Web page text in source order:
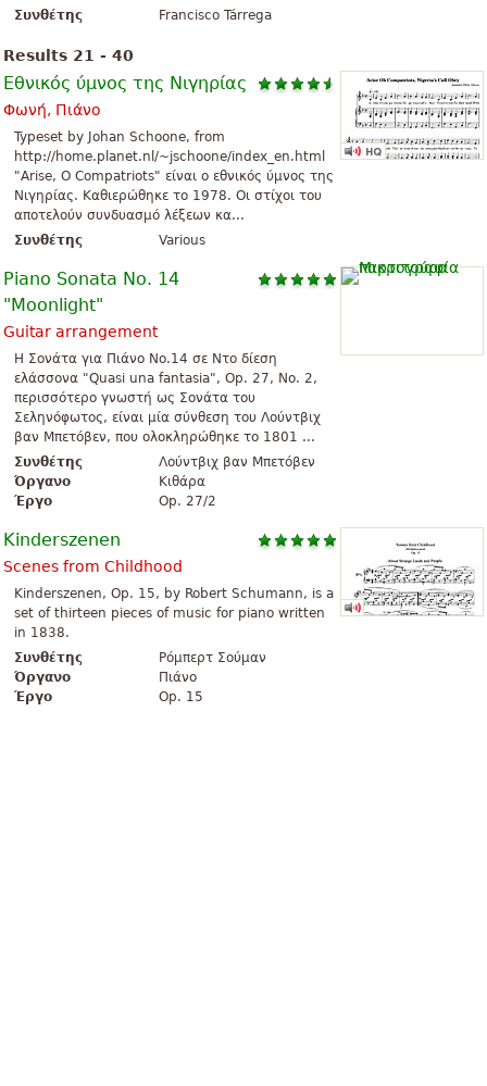
Συνθέτης
Francisco Tárrega
Results 21 - 40
Εθνικός ύμνος της Νιγηρίας
Φωνή, Πιάνο
Typeset by Johan Schoone, from
http://home.planet.nl/~jschoone/index_en.html
"Arise, O Compatriots" είναι ο εθνικός ύμνος της
Νιγηρίας. Καθιερώθηκε το 1978. Οι στίχοι του
αποτελούν συνδυασμό λέξεων κα...
Συνθέτης
Various
Piano Sonata No. 14
"Moonlight"
Guitar arrangement
Η Σονάτα για Πιάνο No.14 σε Ντο δίεση
ελάσσονα "Quasi una fantasia", Op. 27, No. 2,
περισσότερο γνωστή ως Σονάτα του
Σεληνόφωτος, είναι μία σύνθεση του Λούντβιχ
βαν Μπετόβεν, που ολοκληρώθηκε το 1801 ...
Συνθέτης
Λούντβιχ βαν Μπετόβεν
Όργανο
Κιθάρα
Έργο
Op. 27/2
Kinderszenen
Scenes from Childhood
Kinderszenen, Op. 15, by Robert Schumann, is a
set of thirteen pieces of music for piano written
in 1838.
Συνθέτης
Ρόμπερτ Σούμαν
Όργανο
Πιάνο
Έργο
Op. 15